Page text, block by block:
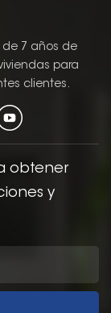
de 7 años de
para
clientes.
obtener
y